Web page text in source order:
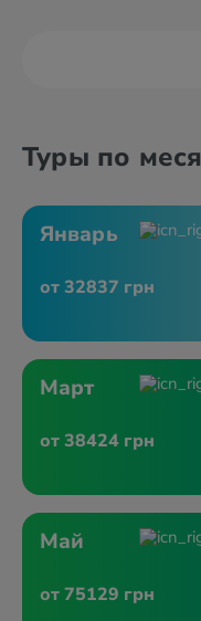
Туры по
Январь
от 32837 грн
Март
от 38424 грн
Май
от 75129 грн